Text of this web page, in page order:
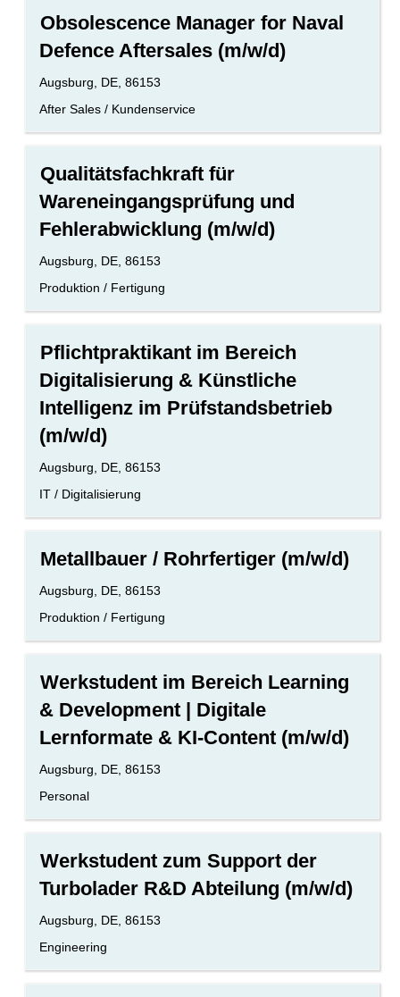
Stellenbezeichnung
Obsolescence Manager for Naval
Defence Aftersales (m/w/d)
Standort
Augsburg, DE, 86153
Benutzerdefiniertes
2
After Sales / Kundenservice
Drücken
Sie
die
um
die
Stellenbezeichnung
Qualitätsfachkraft für
Wareneingangsprüfung und
Fehlerabwicklung (m/w/d)
Standort
Augsburg, DE, 86153
Benutzerdefiniertes
2
Produktion / Fertigung
Drücken
Sie
die
Leertaste,
um
die
vollständig
anzuzeigen.
Stellenbezeichnung
Pflichtpraktikant im Bereich
Digitalisierung & Künstliche
Intelligenz im Prüfstandsbetrieb
(m/w/d)
Standort
Augsburg, DE, 86153
Benutzerdefiniertes
2
IT / Digitalisierung
Drücken
Sie
die
Leertaste,
um
die
vollständig
anzuzeigen.
Stellenbezeichnung
Metallbauer / Rohrfertiger (m/w/d)
Standort
Augsburg, DE, 86153
Benutzerdefiniertes
2
Produktion / Fertigung
Drücken
Sie
die
um
die
vollständig
Stellenbezeichnung
Werkstudent im Bereich Learning
& Development | Digitale
Lernformate & KI-Content (m/w/d)
Standort
Augsburg, DE, 86153
Benutzerdefiniertes
2
Personal
Drücken
Sie
die
Leertaste,
um
die
vollständig
anzuzeigen.
Stellenbezeichnung
Werkstudent zum Support der
Turbolader R&D Abteilung (m/w/d)
Standort
Augsburg, DE, 86153
Benutzerdefiniertes
2
Engineering
Drücken
Sie
die
um
die